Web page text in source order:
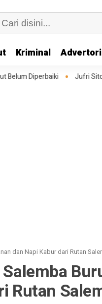
Kriminal
Jufri Sitompul Terpilih Jadi
dan Napi Kabur dari Rutan
Rutan